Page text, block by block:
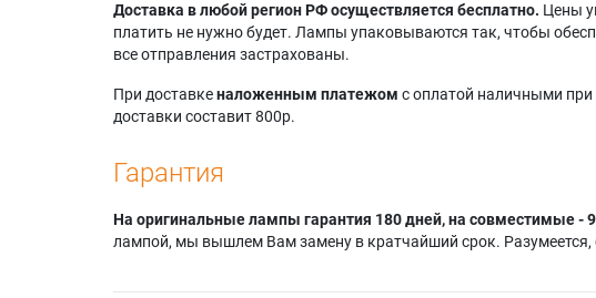
Доставка в любой регион РФ осуществляется бесплатно. Цены
платить не нужно будет. Лампы упаковываются так, чтобы
все отправления застрахованы.
При доставкеналоженным платежом с оплатой наличными при
доставки составит 800р.
Гарантия
На оригинальные лампы гарантия 180 дней, на совместимые -
лампой, мы вышлем Вам замену в кратчайший срок. Разумеется,